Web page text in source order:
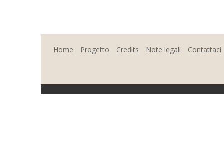
Home Progetto Credits Note legali Contattaci